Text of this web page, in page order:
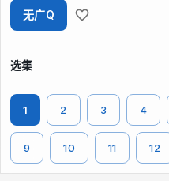
无广Q
选集
1 2 3 4
9 10 11 12